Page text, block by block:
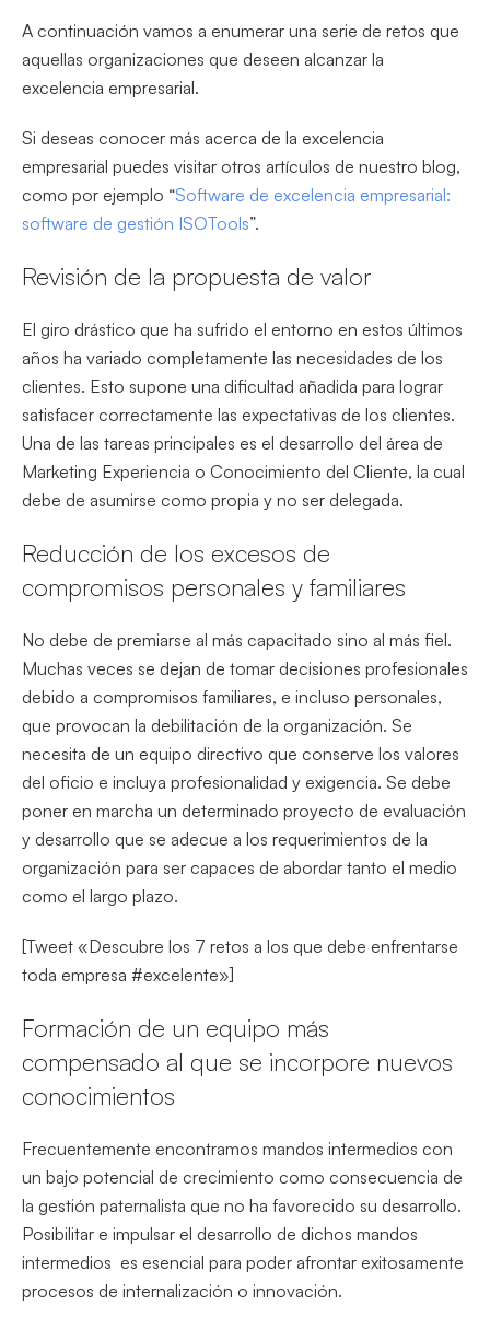
A continuación vamos a enumerar una serie de retos que
aquellas organizaciones que deseen alcanzar la
excelencia empresarial.
Si deseas conocer más acerca de la excelencia
empresarial puedes visitar otros artículos de nuestro blog,
como por ejemplo “Software de excelencia empresarial:
software de gestión ISOTools”.
Revisión de la propuesta de valor
El giro drástico que ha sufrido el entorno en estos últimos
años ha variado completamente las necesidades de los
clientes. Esto supone una dificultad añadida para lograr
satisfacer correctamente las expectativas de los clientes.
Una de las tareas principales es el desarrollo del área de
Marketing Experiencia o Conocimiento del Cliente, la cual
debe de asumirse como propia y no ser delegada.
Reducción de los excesos de
compromisos personales y familiares
No debe de premiarse al más capacitado sino al más fiel.
Muchas veces se dejan de tomar decisiones profesionales
debido a compromisos familiares, e incluso personales,
que provocan la debilitación de la organización. Se
necesita de un equipo directivo que conserve los valores
del oficio e incluya profesionalidad y exigencia. Se debe
poner en marcha un determinado proyecto de evaluación
y desarrollo que se adecue a los requerimientos de la
organización para ser capaces de abordar tanto el medio
como el largo plazo.
[Tweet «Descubre los 7 retos a los que debe enfrentarse
toda empresa #excelente»]
Formación de un equipo más
compensado al que se incorpore nuevos
conocimientos
Frecuentemente encontramos mandos intermedios con
un bajo potencial de crecimiento como consecuencia de
la gestión paternalista que no ha favorecido su desarrollo.
Posibilitar e impulsar el desarrollo de dichos mandos
intermedios es esencial para poder afrontar exitosamente
procesos de internalización o innovación.